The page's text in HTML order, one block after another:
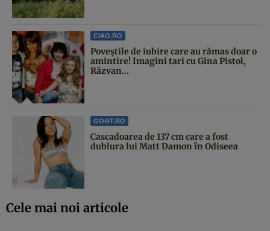
CIAO.RO
Poveştile de iubire care au rămas doar o
amintire! Imagini tari cu Gina Pistol,
Răzvan...
GO4IT.RO
Cascadoarea de 137 cm care a fost
dublura lui Matt Damon în Odiseea
Cele mai noi articole